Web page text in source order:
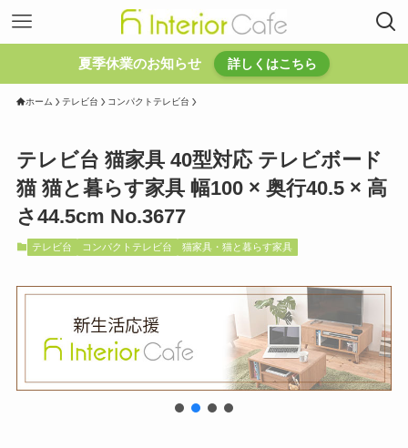
夏季休業のお知らせ 詳しくはこちら
ホーム テレビ台 コンパクトテレビ台
テレビ台 猫家具 40型対応 テレビボード
猫 猫と暮らす家具 幅100 × 奥行40.5 × 高
さ44.5cm No.3677
テレビ台 コンパクトテレビ台 猫家具・猫と暮らす家具